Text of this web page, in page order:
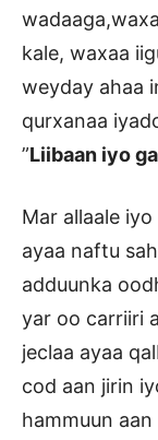
kale, waxaa
weyday ahaa
qurxanaa
”Liibaan iyo
Mar allaale
ayaa naftu
adduunka
yar oo carriiri
jeclaa ayaa
cod aan jirin
hammuun